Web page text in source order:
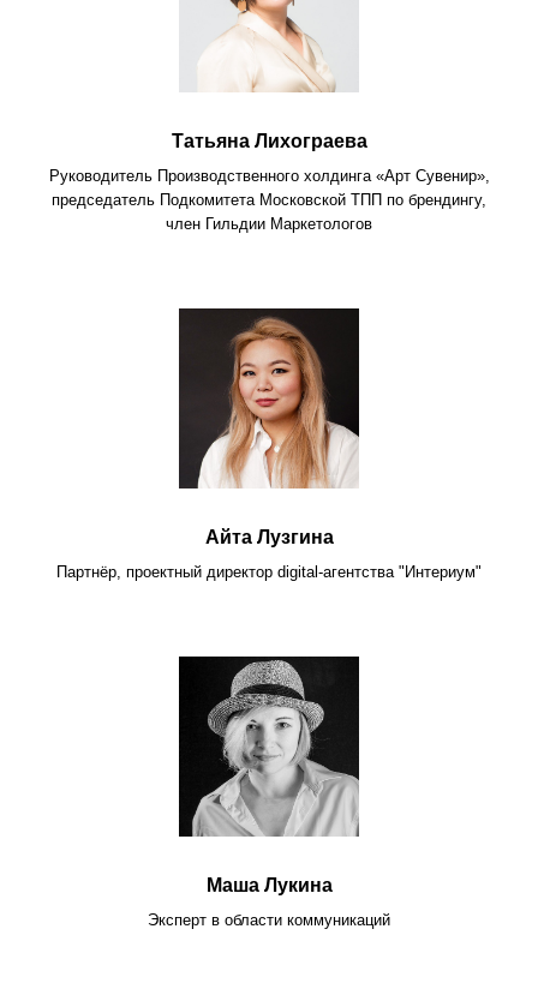
Татьяна Лихограева
Руководитель Производственного холдинга «Арт Сувенир»,
председатель Подкомитета Московской ТПП по брендингу,
член Гильдии Маркетологов
Айта Лузгина
Партнёр, проектный директор digital-агентства "Интериум"
Маша Лукина
Эксперт в области коммуникаций